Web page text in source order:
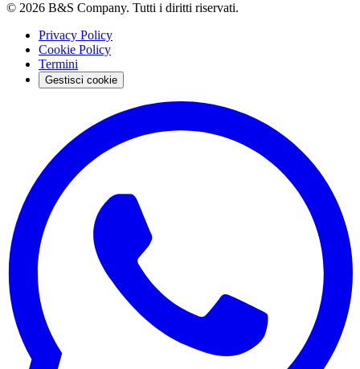
© 2026 B&S Company. Tutti i diritti riservati.
Privacy Policy
Cookie Policy
Termini
Gestisci cookie